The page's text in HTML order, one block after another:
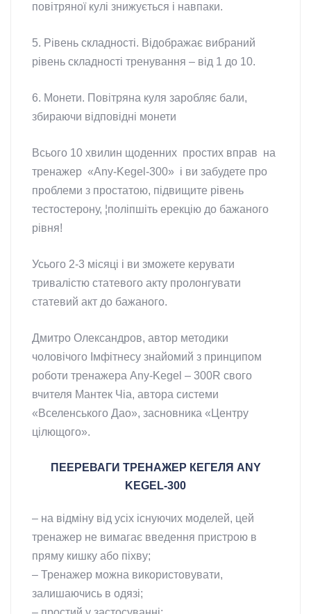
повітряної кулі знижується і навпаки.
5. Рівень складності. Відображає вибраний
рівень складності тренування – від 1 до 10.
6. Монети. Повітряна куля заробляє бали,
збираючи відповідні монети
Всього 10 хвилин щоденних простих вправ на
тренажер «Any-Kegel-300» і ви забудете про
проблеми з простатою, підвищите рівень
тестостерону, ¦поліпшіть ерекцію до бажаного
рівня!
Усього 2-3 місяці і ви зможете керувати
тривалістю статевого акту пролонгувати
статевий акт до бажаного.
Дмитро Олександров, автор методики
чоловічого Імфітнесу знайомий з принципом
роботи тренажера Any-Kegel – 300R свого
вчителя Мантек Чіа, автора системи
«Вселенського Дао», засновника «Центру
цілющого».
ПЕЕРЕВАГИ ТРЕНАЖЕР КЕГЕЛЯ ANY
KEGEL-300
– на відміну від усіх існуючих моделей, цей
тренажер не вимагає введення пристрою в
пряму кишку або піхву;
– Тренажер можна використовувати,
залишаючись в одязі;